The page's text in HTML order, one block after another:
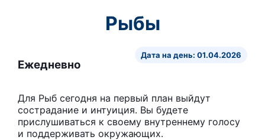
Рыбы
Ежедневно
Дата на день: 01.04.2026
Для Рыб сегодня на первый план выйдут
сострадание и интуиция. Вы будете
прислушиваться к своему внутреннему голосу
и поддерживать окружающих.